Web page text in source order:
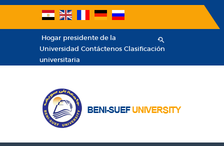
Hogar presidente de la
Universidad Contáctenos Clasificación
universitaria